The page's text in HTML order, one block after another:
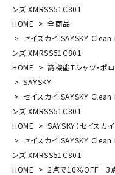
ンズ XMRSS51C801
HOME
全商品
セイスカイ SAYSKY
ンズ XMRSS51C801
HOME
高機能Tシャツ・ポ
SAYSKY
セイスカイ SAYSKY
ンズ XMRSS51C801
HOME
SAYSKY（セイスカイ
セイスカイ SAYSKY
ンズ XMRSS51C801
HOME
2点で10％OFF 3